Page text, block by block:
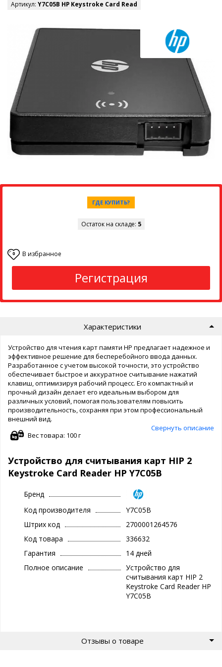
Артикул: Y7C05B HP Keystroke Card Read
ГДЕ КУПИТЬ?
Остаток на складе: 5
0 В избранное
Регистрация
Характеристики
Устройство для чтения карт памяти HP предлагает надежное и
эффективное решение для бесперебойного ввода данных.
Разработанное с учетом высокой точности, это устройство
обеспечивает быстрое и аккуратное считывание нажатий
клавиш, оптимизируя рабочий процесс. Его компактный и
прочный дизайн делает его идеальным выбором для
различных условий, помогая пользователям повысить
производительность, сохраняя при этом профессиональный
внешний вид.
Свернуть описание
Вес товара: 100 г
Устройство для считывания карт HIP 2
Keystroke Card Reader HP Y7C05B
Бренд
Код производителя
Y7C05B
Штрих код
2700001264576
Код товара
336632
Гарантия
14 дней
Полное описание
Устройство для
считывания карт HIP 2
Keystroke Card Reader HP
Y7C05B
Отзывы о товаре